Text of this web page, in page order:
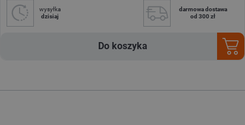
wysyłka
dzisiaj
darmowa dostawa
od 300 zł
Do koszyka